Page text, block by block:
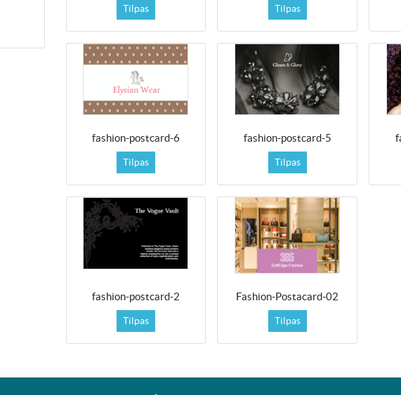
Tilpas Tilpas
fashion-postcard-6
Tilpas
fashion-postcard-5
Tilpas
fashion-postcard-2
Tilpas
Fashion-Postacard-02
Tilpas